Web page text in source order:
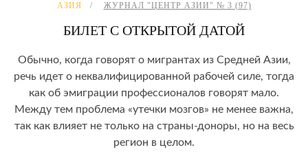
АЗИЯ
ЖУРНАЛ "ЦЕНТР АЗИИ" № 3 (97)
БИЛЕТ С ОТКРЫТОЙ ДАТОЙ
Обычно, когда говорят о мигрантах из Средней Азии,
речь идет о неквалифицированной рабочей силе, тогда
как об эмиграции профессионалов говорят мало.
Между тем проблема «утечки мозгов» не менее важна,
так как влияет не только на страны-доноры, но на весь
регион в целом.